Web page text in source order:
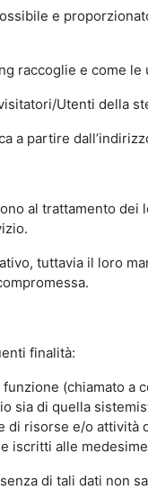
e
raccoglie e come le
Utenti della
a partire
al trattamento dei
tuttavia il loro
finalità:
(chiamato a
sia di quella
risorse e/o attività
iscritti alle
di tali dati non